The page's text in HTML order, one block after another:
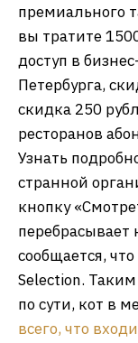
премиального
вы тратите
доступ в
Петербурга,
скидка 250
ресторанов
Узнать
странной
кнопку
сообщается,
Selection.
по сути, кот в
всего, что